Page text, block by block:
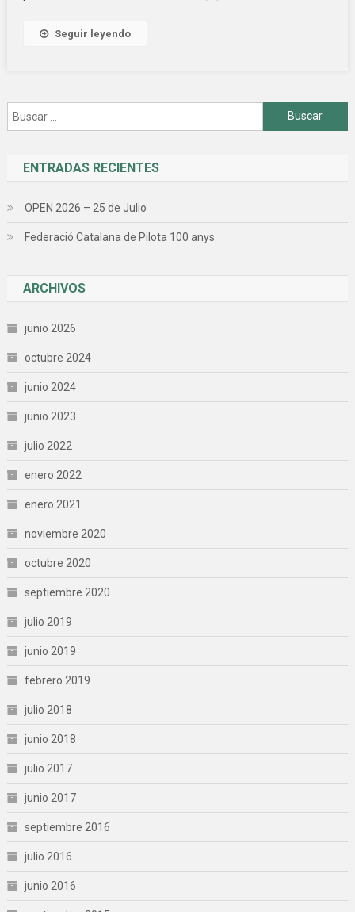
Seguir leyendo
Buscar:
ENTRADAS RECIENTES
OPEN 2026 – 25 de Julio
Federació Catalana de Pilota 100 anys
ARCHIVOS
junio 2026
octubre 2024
junio 2024
junio 2023
julio 2022
enero 2022
enero 2021
noviembre 2020
octubre 2020
septiembre 2020
julio 2019
junio 2019
febrero 2019
julio 2018
junio 2018
julio 2017
junio 2017
septiembre 2016
julio 2016
junio 2016